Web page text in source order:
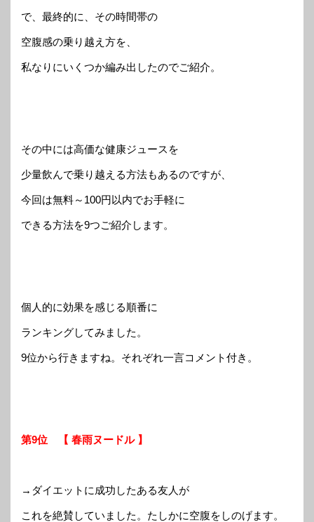
で、最終的に、その時間帯の
空腹感の乗り越え方を、
私なりにいくつか編み出したのでご紹介。
その中には高価な健康ジュースを
少量飲んで乗り越える方法もあるのですが、
今回は無料～100円以内でお手軽に
できる方法を9つご紹介します。
個人的に効果を感じる順番に
ランキングしてみました。
9位から行きますね。それぞれ一言コメント付き。
第9位 【 春雨ヌードル 】
→ダイエットに成功したある友人が
これを絶賛していました。たしかに空腹をしのげます。